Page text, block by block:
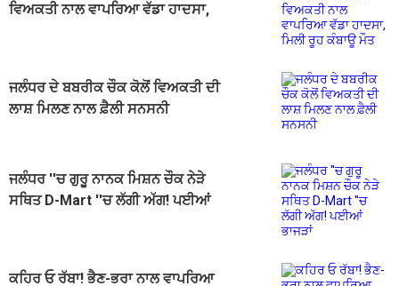
ਵਿਅਕਤੀ ਨਾਲ ਵਾਪਰਿਆ ਵੱਡਾ ਹਾਦਸਾ,
ਜਲੰਧਰ ਦੇ ਬਬਰੀਕ ਚੌਕ ਕੋਲੋਂ ਵਿਅਕਤੀ ਦੀ
ਲਾਸ਼ ਮਿਲਣ ਨਾਲ ਫ਼ੈਲੀ ਸਨਸਨੀ
ਜਲੰਧਰ ''ਚ ਗੁਰੂ ਨਾਨਕ ਮਿਸ਼ਨ ਚੌਕ ਨੇੜੇ
ਸਥਿਤ D-Mart ''ਚ ਲੱਗੀ ਅੱਗ! ਪਈਆਂ
ਕਹਿਰ ਓ ਰੱਬਾ! ਭੈਣ-ਭਰਾ ਨਾਲ ਵਾਪਰਿਆ